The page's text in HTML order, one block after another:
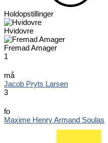
Holdopstillinger
Hvidovre
Fremad Amager
1
må
Jacob Pryts Larsen
3
fo
Maxime Henry Armand Soulas